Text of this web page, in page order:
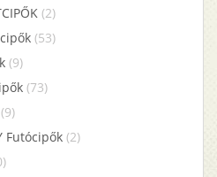
(2)
(53)
(9)
(73)
(9)
Futócipők (2)